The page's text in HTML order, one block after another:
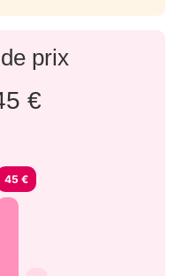
prix
€
45 €